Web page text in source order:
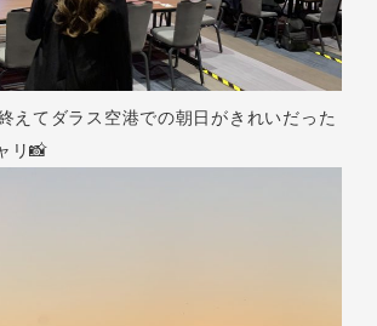
えてダラス空港での朝日がきれいだった
リ📸